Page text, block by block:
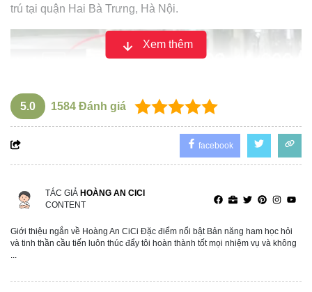
trú tại quận Hai Bà Trưng, Hà Nội.
Theo thông tin từ cơ quan chức năng, 9 đối tượng liên
quan đến vụ án đều là những người vị thành niên, độ tuổi
Xem thêm
5.0 1584 Đánh giá
facebook
TÁC GIẢ HOÀNG AN CICI
CONTENT
Giới thiệu ngắn về Hoàng An CiCi Đặc điểm nổi bật Bản năng ham học hỏi
và tinh thần cầu tiến luôn thúc đẩy tôi hoàn thành tốt mọi nhiệm vụ và không
...